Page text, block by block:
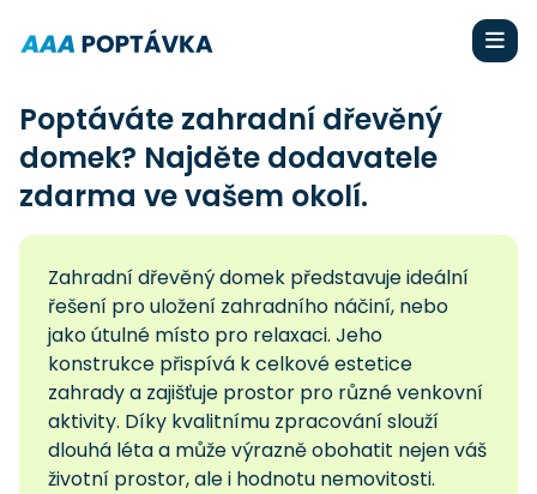
Poptáváte zahradní dřevěný
domek? Najděte dodavatele
zdarma ve vašem okolí.
Zahradní dřevěný domek představuje ideální
řešení pro uložení zahradního náčiní, nebo
jako útulné místo pro relaxaci. Jeho
konstrukce přispívá k celkové estetice
zahrady a zajišťuje prostor pro různé venkovní
aktivity. Díky kvalitnímu zpracování slouží
dlouhá léta a může výrazně obohatit nejen váš
životní prostor, ale i hodnotu nemovitosti.